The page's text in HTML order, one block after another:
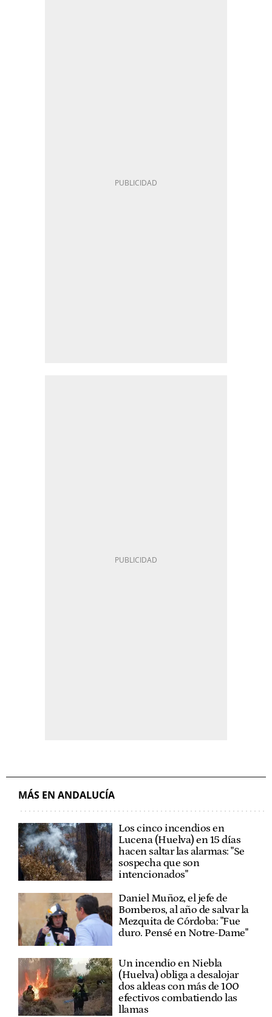
MÁS EN ANDALUCÍA
Los cinco incendios en
Lucena (Huelva) en 15 días
hacen saltar las alarmas: "Se
sospecha que son
intencionados"
Daniel Muñoz, el jefe de
Bomberos, al año de salvar la
Mezquita de Córdoba: "Fue
duro. Pensé en Notre-Dame"
Un incendio en Niebla
(Huelva) obliga a desalojar
dos aldeas con más de 100
efectivos combatiendo las
llamas